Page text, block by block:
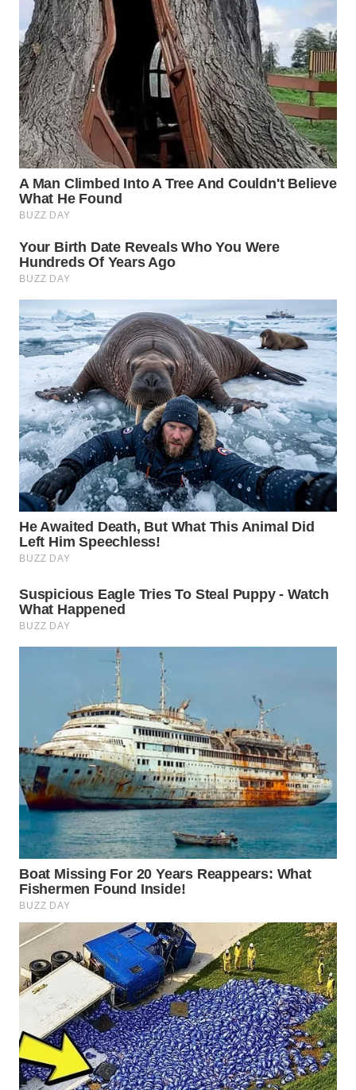
BEKASI
WN
BOGOR
WN
DEPOK
WN
TAPANULI
UTARA
WN
SAMOSIR
WN
PADANG
LAWAS
WN
SUMEDANG
WN
CIANJUR
WN
KEPULAUAN
SERIBU
TANGERANG
WN
BINJAI
CIREBON
WN
INDRAMAYU
WN
KUNINGAN
WN
MAJALENGKA
WN
SUBANG
WN
SUKABUMI
WN
PURWAKARTA